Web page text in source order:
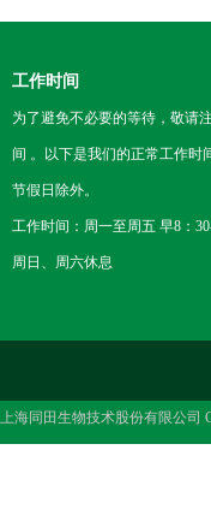
工作时间
为了避免不必要的等待，敬请
间 。以下是我们的正常工作时
节假日除外。
工作时间：周一至周五 早8：
周日、周六休息
上海同田生物技术股份有限公司